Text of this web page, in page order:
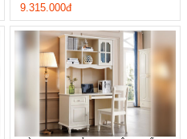
9.315.000đ